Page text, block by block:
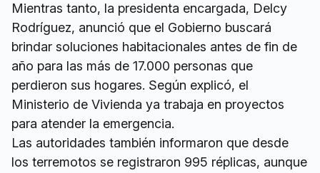
Mientras tanto, la presidenta encargada, Delcy
Rodríguez, anunció que el Gobierno buscará
brindar soluciones habitacionales antes de fin de
año para las más de 17.000 personas que
perdieron sus hogares. Según explicó, el
Ministerio de Vivienda ya trabaja en proyectos
para atender la emergencia.
Las autoridades también informaron que desde
los terremotos se registraron 995 réplicas, aunque